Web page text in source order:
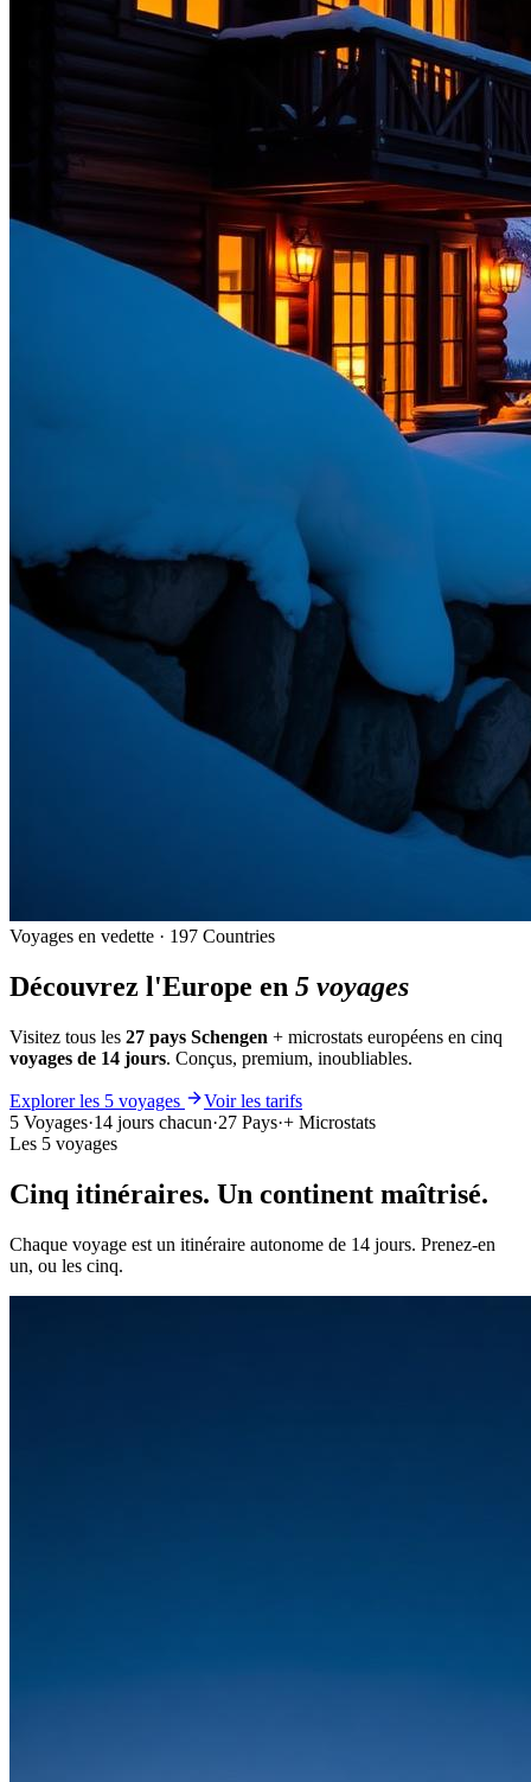
Voyages en vedette · 197 Countries
Découvrez l'Europe en 5 voyages
Visitez tous les 27 pays Schengen + microstats européens en cinq
voyages de 14 jours. Conçus, premium, inoubliables.
Explorer les 5 voyages
Voir les tarifs
5 Voyages·14 jours chacun·27 Pays·+ Microstats
Les 5 voyages
Cinq itinéraires. Un continent maîtrisé.
Chaque voyage est un itinéraire autonome de 14 jours. Prenez-en
un, ou les cinq.